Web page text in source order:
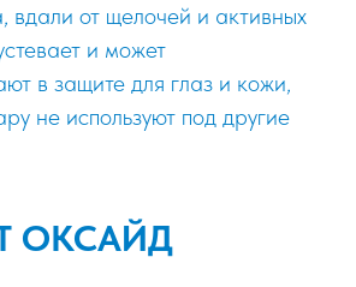
вдали от щелочей и активных
и может
в защите для глаз и кожи,
не используют под другие
ОКСАЙД